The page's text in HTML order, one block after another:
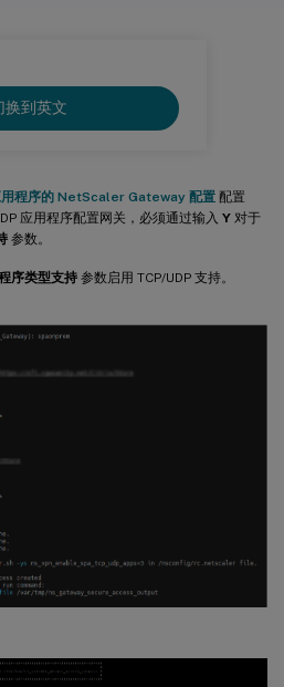
换到英文
程序的 NetScaler Gateway 配置 配置
应用程序配置网关，必须通过输入 Y 对于
参数。
序类型支持 参数启用 TCP/UDP 支持。